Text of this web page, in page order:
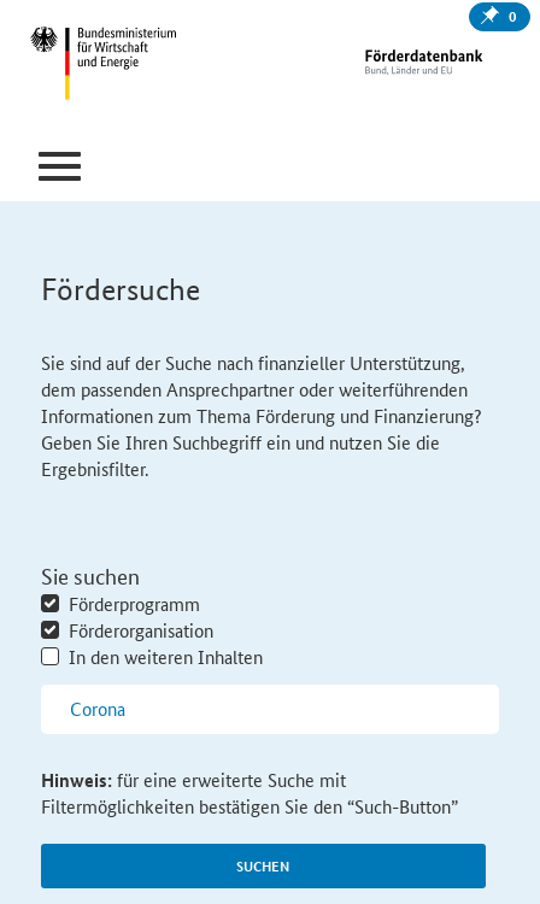
0
Fördersuche
Sie sind auf der Suche nach finanzieller Unterstützung,
dem passenden Ansprechpartner oder weiterführenden
Informationen zum Thema Förderung und Finanzierung?
Geben Sie Ihren Suchbegriff ein und nutzen Sie die
Ergebnisfilter.
Sie suchen
Förderprogramm
Förderorganisation
In den weiteren Inhalten
SUCHEN
Hinweis:für eine erweiterte Suche mit
Filtermöglichkeiten bestätigen Sie den “Such-Button”